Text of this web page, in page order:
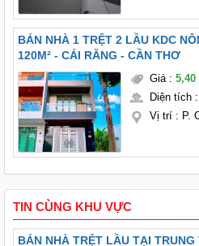
BÁN NHÀ 1 TRỆT 2 LẦU KDC NÔNG THỔ SẢN - DT RỘNG
120M² - CÁI RĂNG - CẦN THƠ
Giá: 5,40
Diện tích:
Vị trí: P.
TIN CÙNG KHU VỰC
BÁN NHÀ TRỆT LẦU TẠI